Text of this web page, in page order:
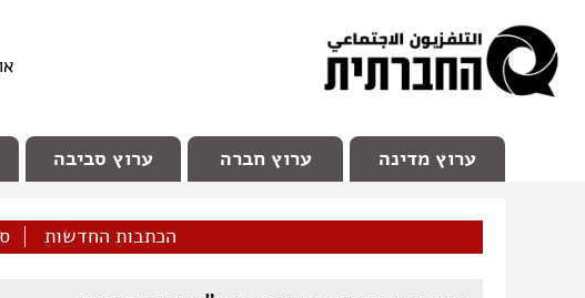
ערוץ מדינה ערוץ חברה ערוץ סביבה
הכתבות החדשות